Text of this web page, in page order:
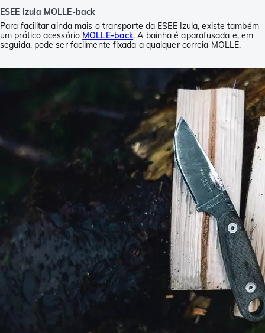
ESEE Izula MOLLE-back
Para facilitar ainda mais o transporte da ESEE Izula, existe também
um prático acessório MOLLE-back. A bainha é aparafusada e, em
seguida, pode ser facilmente fixada a qualquer correia MOLLE.